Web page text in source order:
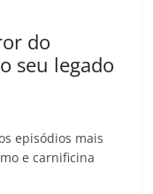
do
seu legado
episódios mais
e carnificina